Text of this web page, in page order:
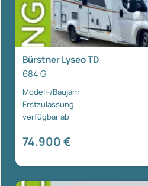
Bürstner Lyseo TD
684 G
Modell-/Baujahr
Erstzulassung
verfügbar ab
74.900 €